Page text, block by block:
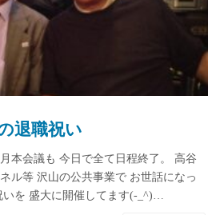
退職祝い
本会議も 今日で全て日程終了。 高谷
ル等 沢山の公共事業で お世話になっ
いを 盛大に開催してます(-_^)…